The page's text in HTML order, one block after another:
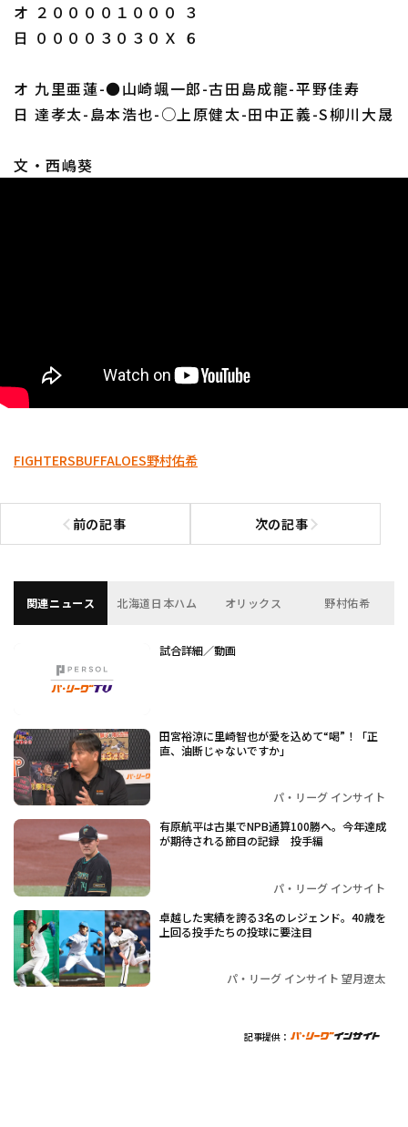
オ ２００００１０００ ３
日 ００００３０３０Ｘ ６
オ 九里亜蓮-●山崎颯一郎-古田島成龍-平野佳寿
日 達孝太-島本浩也-○上原健太-田中正義-S柳川大晟
文・西嶋葵
FIGHTERSBUFFALOES野村佑希
前の記事
前の記事へ 次の記事次の記事へ
関連ニュース 北海道日本ハム オリックス 野村佑希
試合詳細／動画
田宮裕涼に里崎智也が愛を込めて“喝”！「正
直、油断じゃないですか」
パ・リーグ インサイト
有原航平は古巣でNPB通算100勝へ。今年達成
が期待される節目の記録 投手編
パ・リーグ インサイト
卓越した実績を誇る3名のレジェンド。40歳を
上回る投手たちの投球に要注目
パ・リーグ インサイト 望月遼太
記事提供：